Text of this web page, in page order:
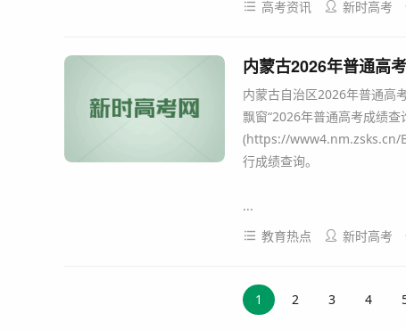
高考资讯
新时高考
内蒙古2026年普通高
内蒙古自治区2026年普通高
飘窗“2026年普通高考成绩
(https://www4.nm.zsks.cn/
行成绩查询。
...
教育热点
新时高考
1 2 3 4